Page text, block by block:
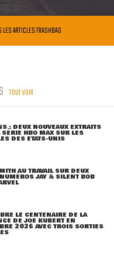
LES ARTICLES TRASHBAG
TOUT VOIR
: DEUX NOUVEAUX EXTRAITS
SÉRIE HBO MAX SUR LES
DES ETATS-UNIS
AU TRAVAIL SUR DEUX
JAY & SILENT BOB
LE CENTENAIRE DE LA
DE JOE KUBERT EN
2026 AVEC TROIS SORTIES